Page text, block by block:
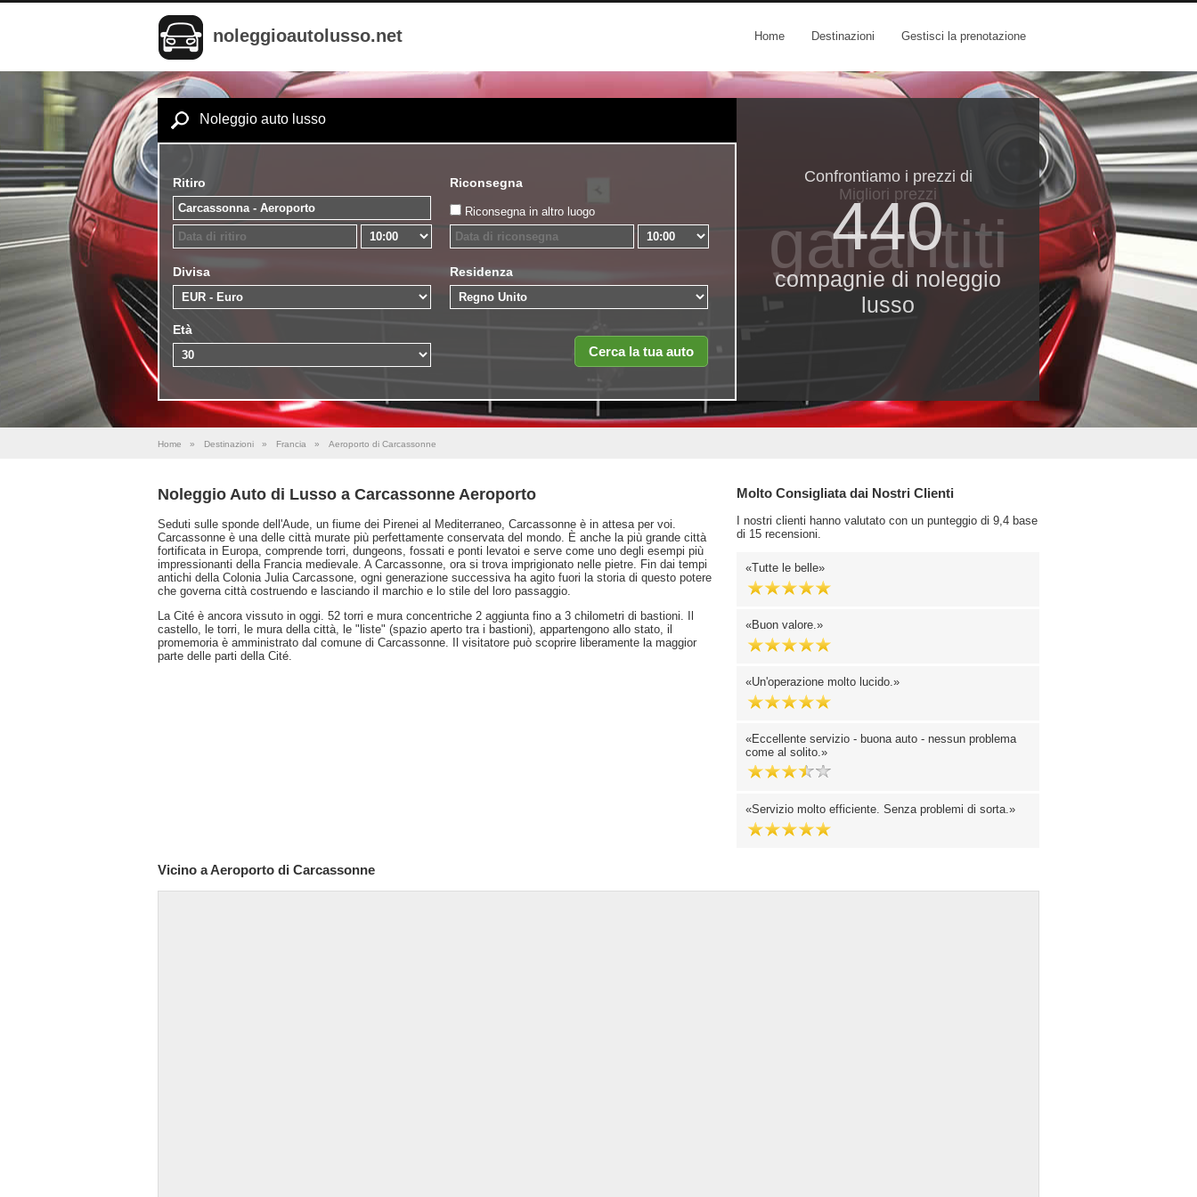
noleggioautolusso.net Home Destinazioni Gestisci la prenotazione
Noleggio auto lusso
Ritiro Riconsegna
Riconsegna in altro luogo
Divisa Residenza
Età
Confrontiamo i prezzi di
440
compagnie di noleggio
lusso
Migliori prezzi
garantiti
Home » Destinazioni » Francia » Aeroporto di Carcassonne
Noleggio Auto di Lusso a Carcassonne Aeroporto
Seduti sulle sponde dell'Aude, un fiume dei Pirenei al Mediterraneo, Carcassonne è in attesa per voi.
Carcassonne è una delle città murate più perfettamente conservata del mondo. È anche la più grande città
fortificata in Europa, comprende torri, dungeons, fossati e ponti levatoi e serve come uno degli esempi più
impressionanti della Francia medievale. A Carcassonne, ora si trova imprigionato nelle pietre. Fin dai tempi
antichi della Colonia Julia Carcassone, ogni generazione successiva ha agito fuori la storia di questo potere
che governa città costruendo e lasciando il marchio e lo stile del loro passaggio.
La Cité è ancora vissuto in oggi. 52 torri e mura concentriche 2 aggiunta fino a 3 chilometri di bastioni. Il
castello, le torri, le mura della città, le "liste" (spazio aperto tra i bastioni), appartengono allo stato, il
promemoria è amministrato dal comune di Carcassonne. Il visitatore può scoprire liberamente la maggior
parte delle parti della Cité.
Molto Consigliata dai Nostri Clienti
I nostri clienti hanno valutato con un punteggio di 9,4 base
di 15 recensioni.
Tutte le belle
Buon valore.
Un'operazione molto lucido.
Eccellente servizio - buona auto - nessun problema
come al solito.
Servizio molto efficiente. Senza problemi di sorta.
Vicino a Aeroporto di Carcassonne